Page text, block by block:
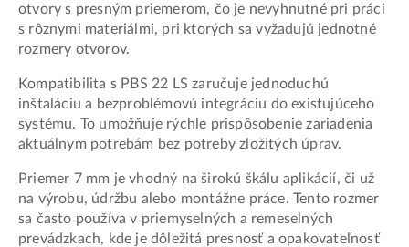
otvory s presným priemerom, čo je nevyhnutné pri práci
s rôznymi materiálmi, pri ktorých sa vyžadujú jednotné
rozmery otvorov.
Kompatibilita s PBS 22 LS zaručuje jednoduchú
inštaláciu a bezproblémovú integráciu do existujúceho
systému. To umožňuje rýchle prispôsobenie zariadenia
aktuálnym potrebám bez potreby zložitých úprav.
Priemer 7 mm je vhodný na širokú škálu aplikácií, či už
na výrobu, údržbu alebo montážne práce. Tento rozmer
sa často používa v priemyselných a remeselných
prevádzkach, kde je dôležitá presnosť a opakovateľnosť